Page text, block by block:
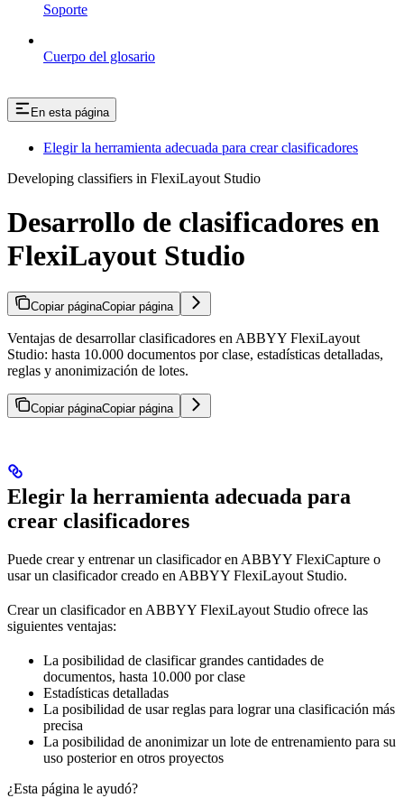
Soporte
Cuerpo del glosario
En esta página
Elegir la herramienta adecuada para crear clasificadores
Developing classifiers in FlexiLayout Studio
Desarrollo de clasificadores en
FlexiLayout Studio
Copiar páginaCopiar página
Ventajas de desarrollar clasificadores en ABBYY FlexiLayout
Studio: hasta 10.000 documentos por clase, estadísticas detalladas,
reglas y anonimización de lotes.
Copiar páginaCopiar página
Elegir la herramienta adecuada para
crear clasificadores
Puede crear y entrenar un clasificador en ABBYY FlexiCapture o
usar un clasificador creado en ABBYY FlexiLayout Studio.
Crear un clasificador en ABBYY FlexiLayout Studio ofrece las
siguientes ventajas:
La posibilidad de clasificar grandes cantidades de
documentos, hasta 10.000 por clase
Estadísticas detalladas
La posibilidad de usar reglas para lograr una clasificación más
precisa
La posibilidad de anonimizar un lote de entrenamiento para su
uso posterior en otros proyectos
¿Esta página le ayudó?